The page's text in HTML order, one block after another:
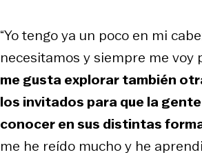
“Yo tengo ya un poco en mi
necesitamos y siempre me voy
me gusta explorar también
los invitados para que la
conocer en sus distintas
me he reído mucho y he